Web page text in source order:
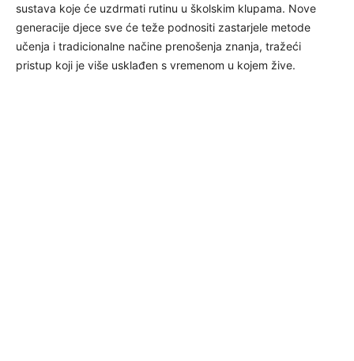
sustava koje će uzdrmati rutinu u školskim klupama. Nove
generacije djece sve će teže podnositi zastarjele metode
učenja i tradicionalne načine prenošenja znanja, tražeći
pristup koji je više usklađen s vremenom u kojem žive.